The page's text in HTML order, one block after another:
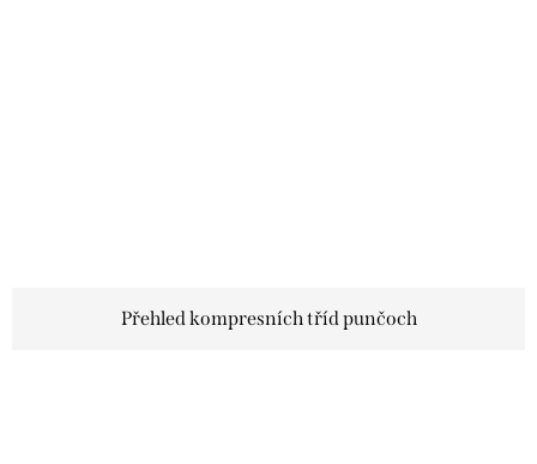
Přehled kompresních tříd punčoch